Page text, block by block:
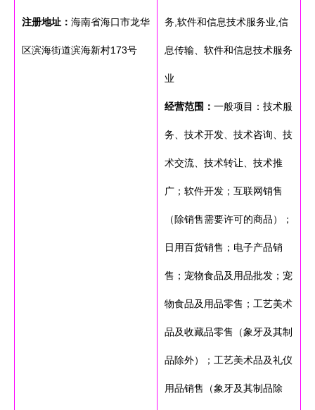
注册地址： 海南省海口市龙华
区滨海街道滨海新村173号
务,软件和信息技术服务业,信
息传输、软件和信息技术服务
业
经营范围： 一般项目：技术服
务、技术开发、技术咨询、技
术交流、技术转让、技术推
广；软件开发；互联网销售
（除销售需要许可的商品）；
日用百货销售；电子产品销
售；宠物食品及用品批发；宠
物食品及用品零售；工艺美术
品及收藏品零售（象牙及其制
品除外）；工艺美术品及礼仪
用品销售（象牙及其制品除